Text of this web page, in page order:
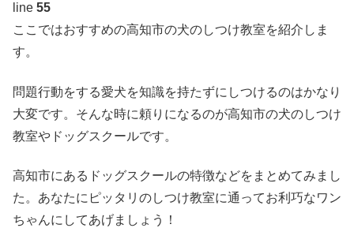
line 55
ここではおすすめの高知市の犬のしつけ教室を紹介しま
す。
問題行動をする愛犬を知識を持たずにしつけるのはかなり
大変です。そんな時に頼りになるのが高知市の犬のしつけ
教室やドッグスクールです。
高知市にあるドッグスクールの特徴などをまとめてみまし
た。あなたにピッタリのしつけ教室に通ってお利巧なワン
ちゃんにしてあげましょう！